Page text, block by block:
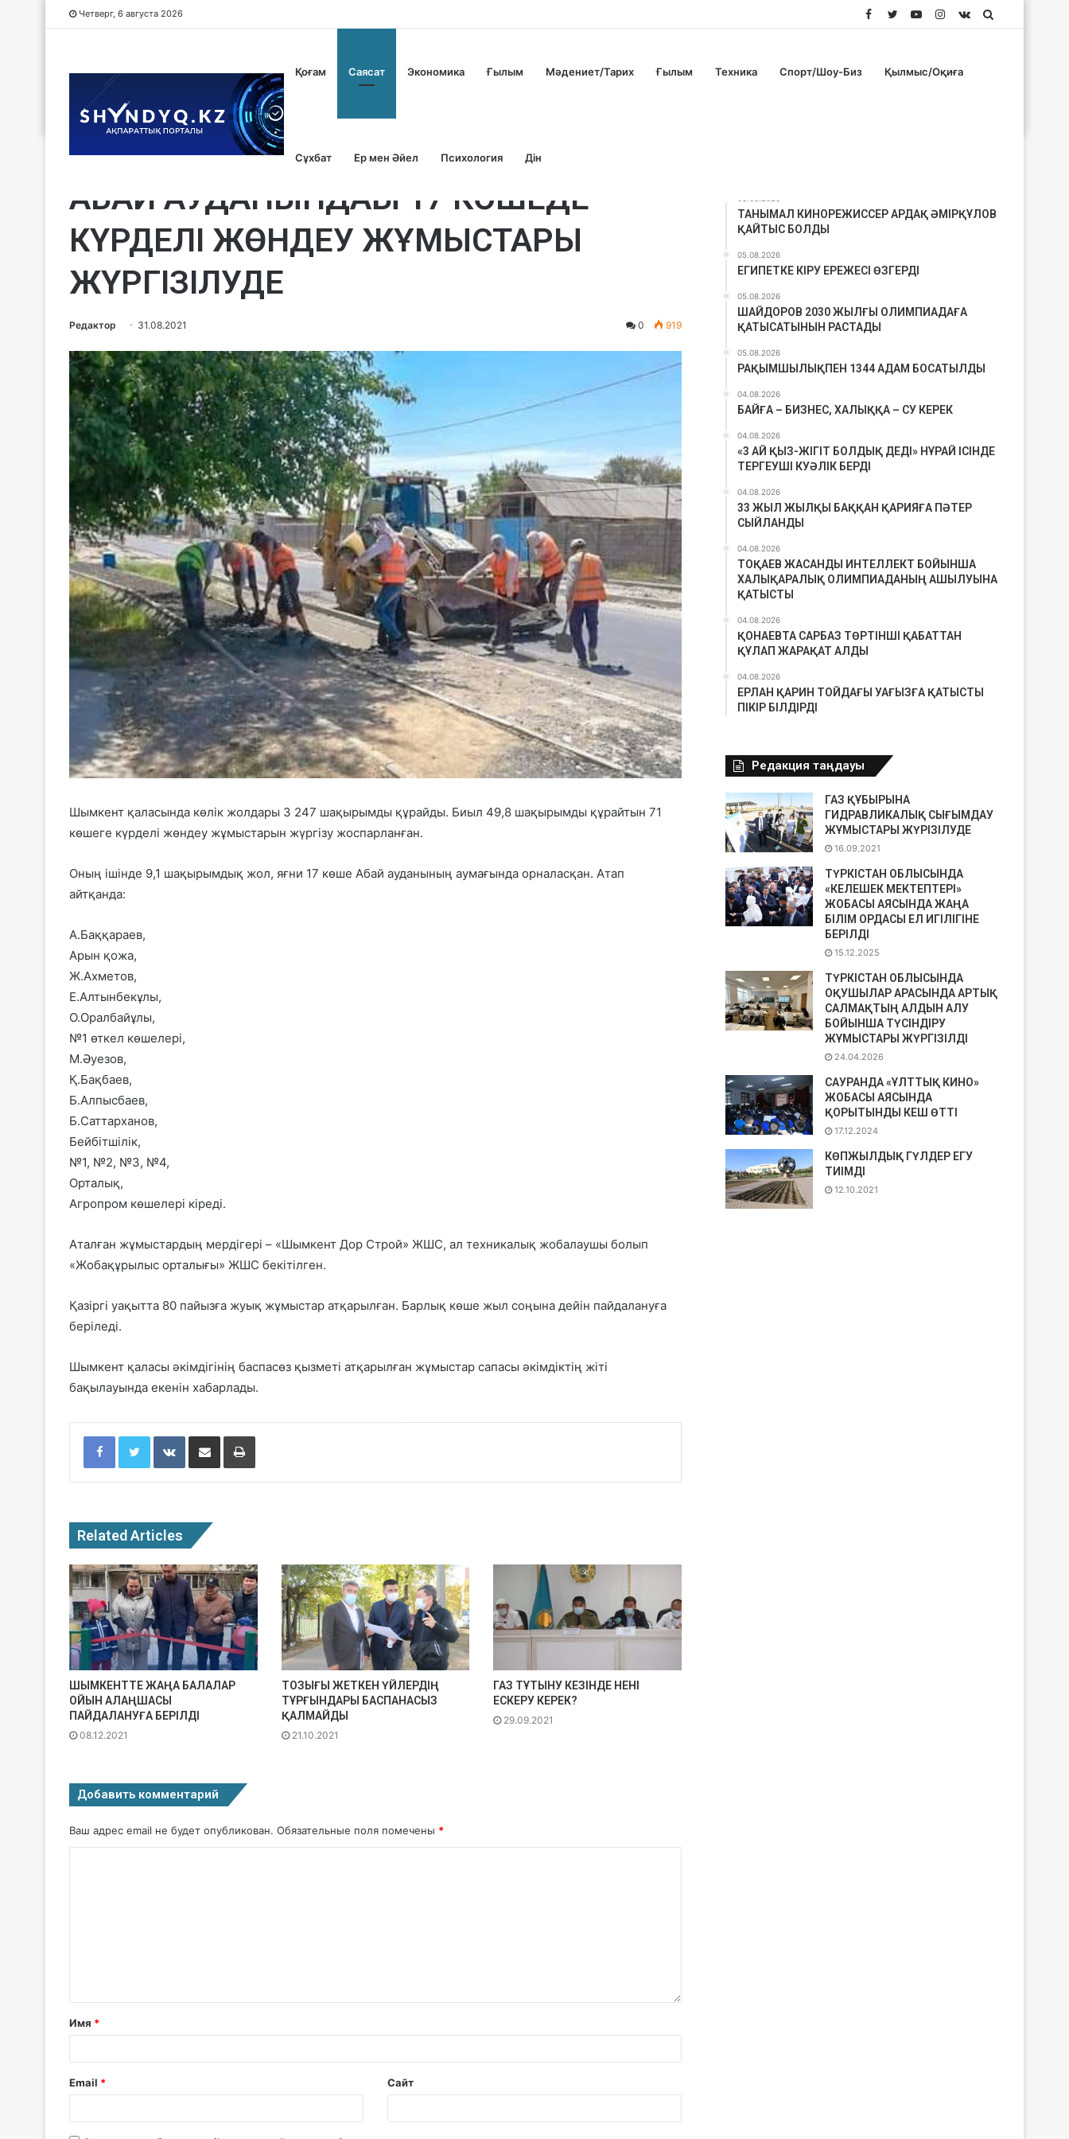
Четверг, 6 августа 2026 vk.com
Instagram
YouTube
Twitter
Facebook
Қоғам Саясат Экономика Ғылым Мәдениет/Тарих Ғылым Техника Спорт/Шоу-Биз Қылмыс/Оқиға
Сұхбат Ер мен Әйел Психология Дін
АБАЙ АУДАНЫНДАҒЫ 17 КӨШЕДЕ
КҮРДЕЛІ ЖӨНДЕУ ЖҰМЫСТАРЫ
ЖҮРГІЗІЛУДЕ
Редактор 31.08.2021 0 919
Шымкент қаласында көлік жолдары 3 247 шақырымды құрайды. Биыл 49,8 шақырымды құрайтын 71
көшеге күрделі жөндеу жұмыстарын жүргізу жоспарланған.
Оның ішінде 9,1 шақырымдық жол, яғни 17 көше Абай ауданының аумағында орналасқан. Атап
айтқанда:
А.Баққараев,
Арын қожа,
Ж.Ахметов,
Е.Алтынбекұлы,
О.Оралбайұлы,
№1 өткел көшелері,
М.Әуезов,
Қ.Бақбаев,
Б.Алпысбаев,
Б.Саттарханов,
Бейбітшілік,
№1, №2, №3, №4,
Орталық,
Агропром көшелері кіреді.
Аталған жұмыстардың мердігері – «Шымкент Дор Строй» ЖШС, ал техникалық жобалаушы болып
«Жобақұрылыс орталығы» ЖШС бекітілген.
Қазіргі уақытта 80 пайызға жуық жұмыстар атқарылған. Барлық көше жыл соңына дейін пайдалануға
беріледі.
Шымкент қаласы әкімдігінің баспасөз қызметі атқарылған жұмыстар сапасы әкімдіктің жіті
бақылауында екенін хабарлады.
Facebook Twitter VKontakte
Related Articles
ШЫМКЕНТТЕ ЖАҢА БАЛАЛАР
ОЙЫН АЛАҢШАСЫ
ПАЙДАЛАНУҒА БЕРІЛДІ
08.12.2021
ТОЗЫҒЫ ЖЕТКЕН ҮЙЛЕРДІҢ
ТҰРҒЫНДАРЫ БАСПАНАСЫЗ
ҚАЛМАЙДЫ
21.10.2021
ГАЗ ТҰТЫНУ КЕЗІНДЕ НЕНІ
ЕСКЕРУ КЕРЕК?
29.09.2021
Добавить комментарий
Ваш адрес email не будет опубликован. Обязательные поля помечены *
Имя *
Email * Сайт
ТАНЫМАЛ КИНОРЕЖИССЕР АРДАҚ ӘМІРҚҰЛОВ
ҚАЙТЫС БОЛДЫ
05.08.2026
ЕГИПЕТКЕ КІРУ ЕРЕЖЕСІ ӨЗГЕРДІ
05.08.2026
ШАЙДОРОВ 2030 ЖЫЛҒЫ ОЛИМПИАДАҒА
ҚАТЫСАТЫНЫН РАСТАДЫ
05.08.2026
РАҚЫМШЫЛЫҚПЕН 1344 АДАМ БОСАТЫЛДЫ
04.08.2026
БАЙҒА – БИЗНЕС, ХАЛЫҚҚА – СУ КЕРЕК
04.08.2026
«3 АЙ ҚЫЗ-ЖІГІТ БОЛДЫҚ ДЕДІ» НҰРАЙ ІСІНДЕ
ТЕРГЕУШІ КУӘЛІК БЕРДІ
04.08.2026
33 ЖЫЛ ЖЫЛҚЫ БАҚҚАН ҚАРИЯҒА ПӘТЕР
СЫЙЛАНДЫ
04.08.2026
ТОҚАЕВ ЖАСАНДЫ ИНТЕЛЛЕКТ БОЙЫНША
ХАЛЫҚАРАЛЫҚ ОЛИМПИАДАНЫҢ АШЫЛУЫНА
ҚАТЫСТЫ
04.08.2026
ҚОНАЕВТА САРБАЗ ТӨРТІНШІ ҚАБАТТАН
ҚҰЛАП ЖАРАҚАТ АЛДЫ
04.08.2026
ЕРЛАН ҚАРИН ТОЙДАҒЫ УАҒЫЗҒА ҚАТЫСТЫ
ПІКІР БІЛДІРДІ
Редакция таңдауы
ГАЗ ҚҰБЫРЫНА
ГИДРАВЛИКАЛЫҚ СЫҒЫМДАУ
ЖҰМЫСТАРЫ ЖҮРІЗІЛУДЕ
16.09.2021
ТҮРКІСТАН ОБЛЫСЫНДА
«КЕЛЕШЕК МЕКТЕПТЕРІ»
ЖОБАСЫ АЯСЫНДА ЖАҢА
БІЛІМ ОРДАСЫ ЕЛ ИГІЛІГІНЕ
БЕРІЛДІ
15.12.2025
ТҮРКІСТАН ОБЛЫСЫНДА
ОҚУШЫЛАР АРАСЫНДА АРТЫҚ
САЛМАҚТЫҢ АЛДЫН АЛУ
БОЙЫНША ТҮСІНДІРУ
ЖҰМЫСТАРЫ ЖҮРГІЗІЛДІ
24.04.2026
САУРАНДА «ҰЛТТЫҚ КИНО»
ЖОБАСЫ АЯСЫНДА
ҚОРЫТЫНДЫ КЕШ ӨТТІ
17.12.2024
КӨПЖЫЛДЫҚ ГҮЛДЕР ЕГУ
ТИІМДІ
12.10.2021